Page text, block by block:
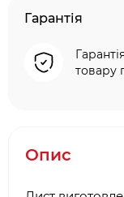
Гарантія
товару
Опис